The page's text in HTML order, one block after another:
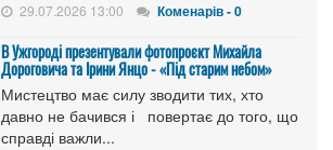
29.07.2026 13:00 Коменарів - 0
В Ужгороді презентували фотопроєкт Михайла
Дороговича та Ірини Янцо - «Під старим небом»
Мистецтво має силу зводити тих, хто
давно не бачився і повертає до того, що
справді важли...